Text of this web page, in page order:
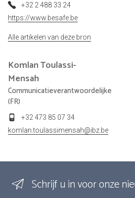
+32 2 488 33 24
https://www.besafe.be
Alle artikelen van deze bron
KomlanToulassi-
Mensah
Communicatieverantwoordelijke
(FR)
+32 473 85 07 34
komlan.toulassimensah@ibz.be
Schrijf u in voor onze